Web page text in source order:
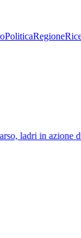
PoliticaRegione
ladri in azione